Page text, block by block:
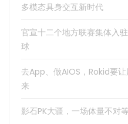
多模态具身交互新时代
官宣十二个地方联赛集体入
球
去App、做AIOS，Rokid要
来
影石PK大疆，一场体量不对